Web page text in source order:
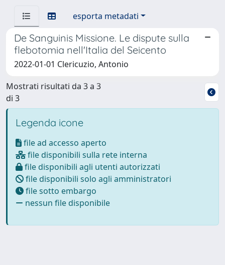
esporta metadati
De Sanguinis Missione. Le dispute sulla
flebotomia nell'Italia del Seicento
2022-01-01 Clericuzio, Antonio
Mostrati risultati da 3 a 3
di 3
Legenda icone
file ad accesso aperto
file disponibili sulla rete interna
file disponibili agli utenti autorizzati
file disponibili solo agli amministratori
file sotto embargo
nessun file disponibile